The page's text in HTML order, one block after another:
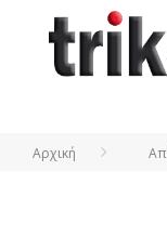
Αρχική